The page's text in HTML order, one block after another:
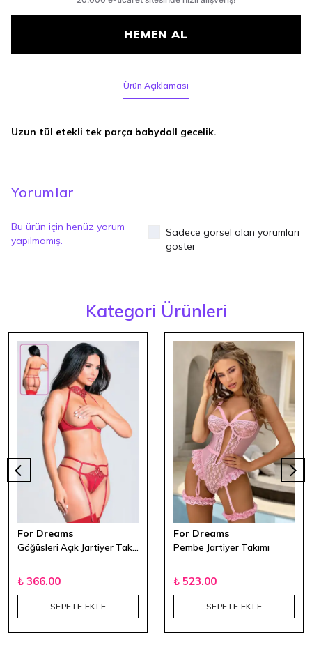
HEMEN AL
Ürün Açıklaması
Uzun tül etekli tek parça babydoll gecelik.
Yorumlar
Bu ürün için henüz yorum
yapılmamış.
Sadece görsel olan yorumları
göster
Kategori Ürünleri
For Dreams
₺ 366.00
SEPETE EKLE
For Dreams
Pembe Jartiyer Takımı
₺ 523.00
SEPETE EKLE